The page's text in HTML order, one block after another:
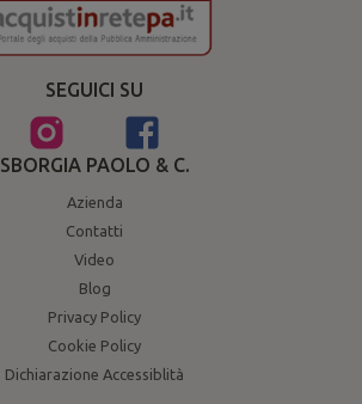
SEGUICI SU
SBORGIA PAOLO & C.
Azienda
Contatti
Video
Blog
Privacy Policy
Cookie Policy
Dichiarazione Accessiblità